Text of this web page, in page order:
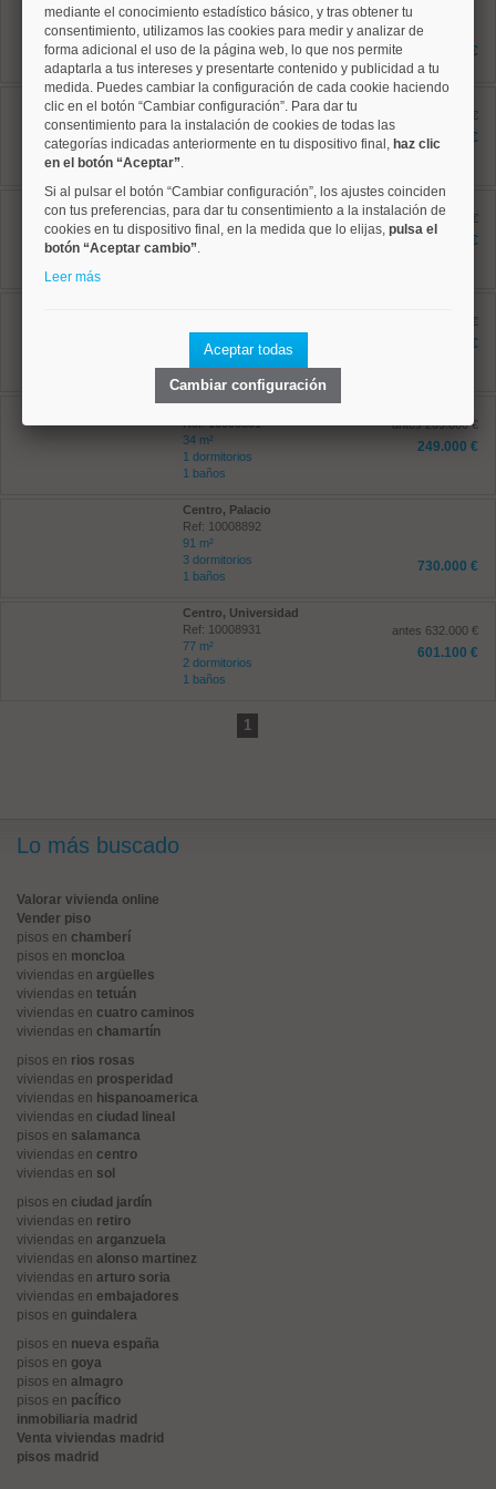
Ref: 10008765
59 m²
1 dormitorios
1 baños
425.000 €
Centro, Justicia
Ref: 10008796
34 m²
1 dormitorios
1 baños
antes 369.000 €
302.300 €
Centro, Sol
Ref: 10008802
46 m²
3 dormitorios
antes 469.000 €
361.000 €
42 m²
1 dormitorios
1 baños
antes 379.000 €
359.000 €
Centro, Universidad
Ref: 10008831
34 m²
1 dormitorios
1 baños
antes 269.000 €
249.000 €
Centro, Palacio
Ref: 10008892
91 m²
3 dormitorios
1 baños
730.000 €
Centro, Universidad
Ref: 10008931
77 m²
2 dormitorios
1 baños
antes 632.000 €
601.100 €
1
Lo más buscado
Valorar vivienda online
Vender piso
pisos en chamberí
pisos en moncloa
viviendas en argüelles
viviendas en tetuán
viviendas en cuatro caminos
viviendas en chamartín
pisos en rios rosas
viviendas en prosperidad
viviendas en hispanoamerica
viviendas en ciudad lineal
pisos en salamanca
viviendas en centro
viviendas en sol
pisos en ciudad jardín
viviendas en retiro
viviendas en arganzuela
viviendas en alonso martinez
viviendas en arturo soria
viviendas en embajadores
pisos en guindalera
pisos en nueva españa
pisos en goya
pisos en almagro
pisos en pacífico
inmobiliaria madrid
Venta viviendas madrid
pisos madrid
mediante el conocimiento estadístico básico, y tras obtener tu
consentimiento, utilizamos las cookies para medir y analizar de
forma adicional el uso de la página web, lo que nos permite
adaptarla a tus intereses y presentarte contenido y publicidad a tu
medida. Puedes cambiar la configuración de cada cookie haciendo
clic en el botón “Cambiar configuración”. Para dar tu
consentimiento para la instalación de cookies de todas las
categorías indicadas anteriormente en tu dispositivo final, haz clic
en el botón “Aceptar”.
Si al pulsar el botón “Cambiar configuración”, los ajustes coinciden
con tus preferencias, para dar tu consentimiento a la instalación de
cookies en tu dispositivo final, en la medida que lo elijas, pulsa el
botón “Aceptar cambio”.
Leer más
Aceptar todas
Cambiar configuración